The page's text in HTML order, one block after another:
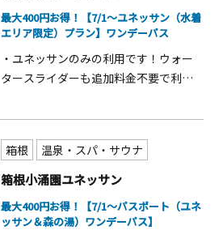
最大400円お得！【7/1～ユネッサン（水着
エリア限定）プラン】ワンデーパス
・ユネッサンのみの利用です！ウォー
タースライダーも追加料金不要で利用
プールは屋内なので、天候を気にせず
遊べます！
箱根
温泉・スパ・サウナ
箱根小涌園ユネッサン
最大400円お得！【7/1～パスポート（ユネ
ッサン＆森の湯）ワンデーパス】